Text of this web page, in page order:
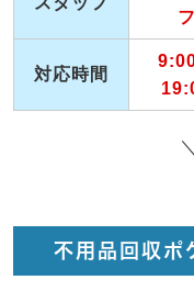
フ
対応時間
＼
不用品回収ポ